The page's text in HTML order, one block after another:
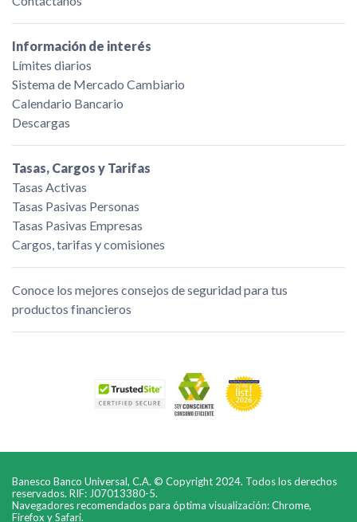
Información de interés
Límites diarios
Sistema de Mercado Cambiario
Calendario Bancario
Descargas
Tasas, Cargos y Tarifas
Tasas Activas
Tasas Pasivas Personas
Tasas Pasivas Empresas
Cargos, tarifas y comisiones
Conoce los mejores consejos de seguridad para tus
productos financieros
Banesco Banco Universal, C.A. © Copyright 2024. Todos los derechos
reservados. RIF: J07013380-5.
Navegadores recomendados para óptima visualización: Chrome,
Firefox y Safari.